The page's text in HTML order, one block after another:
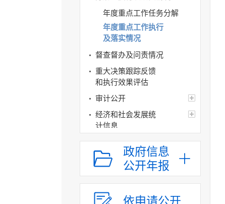
年度重点工作任务分解
年度重点工作执行
及落实情况
督查督办及问责情况
重大决策跟踪反馈
和执行效果评估
审计公开
经济和社会发展统
计信息
建议提案办理
政府领导
政府机构
人事信息
政府信息
公开年报
依申请公开